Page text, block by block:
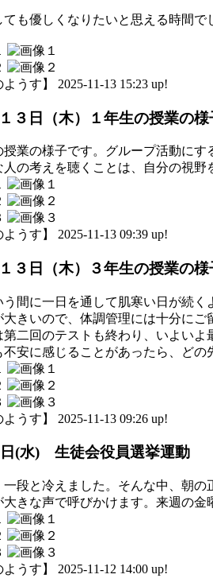
ても優しくなりたいと思える時間で
ようす】 2025-11-13 15:23 up!
３日（木）１年生の授業の様
授業の様子です。グループ活動に
人の考えを聴くことは、自分の視
ようす】 2025-11-13 09:39 up!
３日（木）３年生の授業の様
う間に一日を通して肌寒い日が続く
大きいので、体調管理には十分にご
第二回のテストも終わり、いよい
不安に感じることがあったら、ど
ようす】 2025-11-13 09:26 up!
日(水) 生徒会役員選挙運動
一段と冷えました。そんな中、朝
大きな声で呼びかけます。来週の
ようす】 2025-11-12 14:00 up!